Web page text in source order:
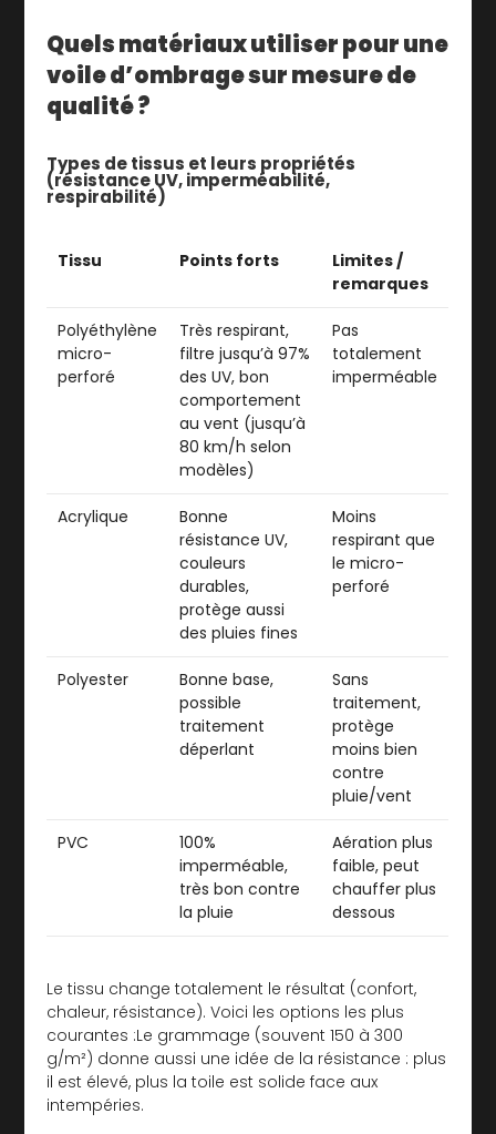
Quels matériaux utiliser pour une
voile d’ombrage sur mesure de
qualité ?
Types de tissus et leurs propriétés
(résistance UV, imperméabilité,
respirabilité)
Tissu Points forts
Limites /
remarques
Polyéthylène
micro-
perforé
Très respirant,
filtre jusqu’à 97%
des UV, bon
comportement
au vent (jusqu’à
80 km/h selon
modèles)
Pas
totalement
imperméable
Acrylique
Bonne
résistance UV,
couleurs
durables,
protège aussi
des pluies fines
Moins
respirant que
le micro-
perforé
Polyester
Bonne base,
possible
traitement
déperlant
Sans
traitement,
protège
moins bien
contre
pluie/vent
PVC
100%
imperméable,
très bon contre
la pluie
Aération plus
faible, peut
chauffer plus
dessous
Le tissu change totalement le résultat (confort,
chaleur, résistance). Voici les options les plus
courantes :Le grammage (souvent 150 à 300
g/m²) donne aussi une idée de la résistance : plus
il est élevé, plus la toile est solide face aux
intempéries.